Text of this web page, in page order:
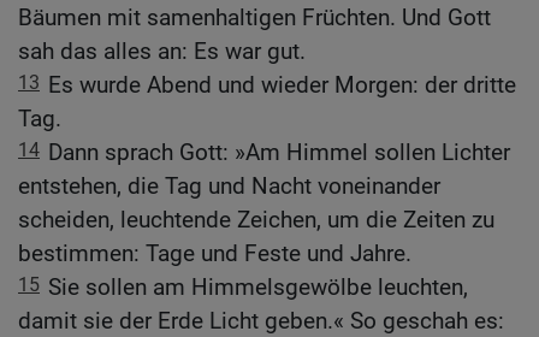
Bäumen mit samenhaltigen Früchten. Und Gott
sah das alles an: Es war gut.
13 Es wurde Abend und wieder Morgen: der dritte
Tag.
14 Dann sprach Gott: »Am Himmel sollen Lichter
entstehen, die Tag und Nacht voneinander
scheiden, leuchtende Zeichen, um die Zeiten zu
bestimmen: Tage und Feste und Jahre.
15 Sie sollen am Himmelsgewölbe leuchten,
damit sie der Erde Licht geben.« So geschah es: